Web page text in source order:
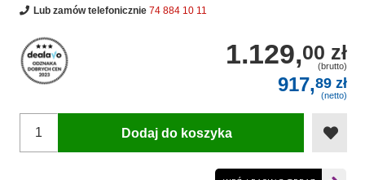
Lub zamów telefonicznie 74 884 10 11
1.129,00 zł
(brutto)
917,89 zł
(netto)
Dodaj do koszyka